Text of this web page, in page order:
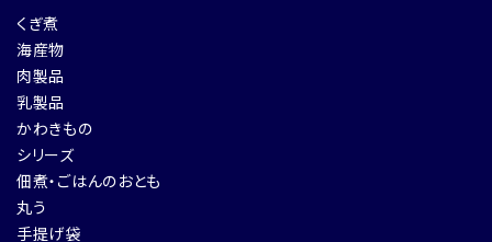
くぎ煮
海産物
肉製品
乳製品
かわきもの
シリーズ
佃煮・ごはんのおとも
丸う
手提げ袋